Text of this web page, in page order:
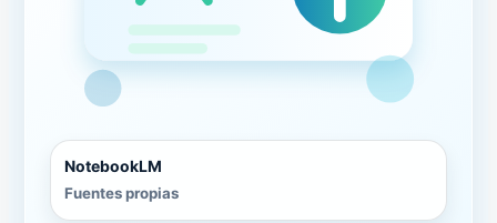
NotebookLM
Fuentes propias